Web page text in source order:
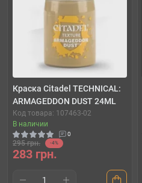
Краска Citadel TECHNICAL:
ARMAGEDDON DUST 24ML
Код товара: 107463-02
В наличии
0
295 грн. -4%
283 грн.